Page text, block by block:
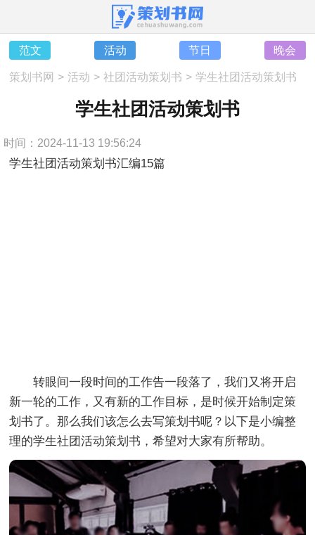
范文 活动 节日 晚会
策划书网 > 活动 > 社团活动策划书 > 学生社团活动策划书
学生社团活动策划书
时间：2024-11-13 19:56:24
学生社团活动策划书汇编15篇
转眼间一段时间的工作告一段落了，我们又将开启
新一轮的工作，又有新的工作目标，是时候开始制定策
划书了。那么我们该怎么去写策划书呢？以下是小编整
理的学生社团活动策划书，希望对大家有所帮助。